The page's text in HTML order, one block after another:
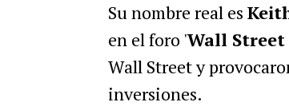
Su nombre real es
en el foro 'Wall Street
Wall Street y
inversiones.